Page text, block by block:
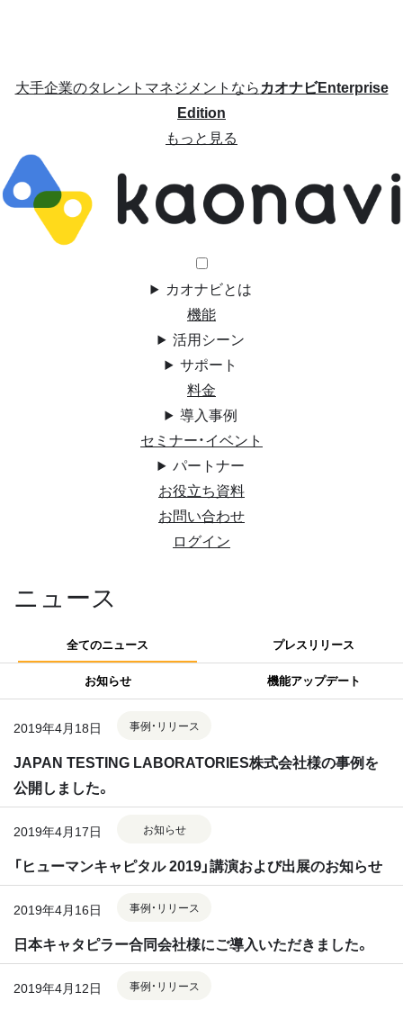
大手企業のタレントマネジメントならカオナビEnterprise
Edition
もっと見る
カオナビとは
機能
活用シーン
サポート
料金
導入事例
セミナー・イベント
パートナー
お役立ち資料
お問い合わせ
ログイン
ニュース
全てのニュース プレスリリース
お知らせ 機能アップデート
2019年4月18日 事例・リリース
JAPAN TESTING LABORATORIES株式会社様の事例を
公開しました。
2019年4月17日 お知らせ
「ヒューマンキャピタル 2019」講演および出展のお知らせ
2019年4月16日 事例・リリース
日本キャタピラー合同会社様にご導入いただきました。
2019年4月12日 事例・リリース